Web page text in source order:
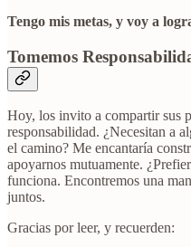
Tengo mis metas, y voy a
Tomemos
Hoy, los invito a compartir sus
responsabilidad. ¿Necesitan a
el camino? Me encantaría
apoyarnos mutuamente.
funciona. Encontremos una
juntos.
Gracias por leer, y recuerden: